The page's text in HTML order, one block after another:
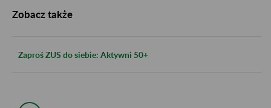
Zobacz także
Zaproś ZUS do siebie: Aktywni 50+